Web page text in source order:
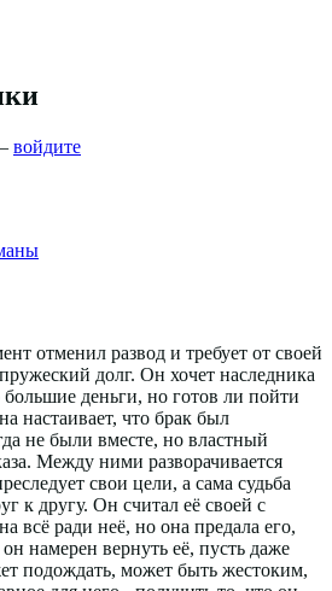
войдите
отменил развод и требует от своей
долг. Он хочет наследника
большие деньги, но готов ли пойти
настаивает, что брак был
не были вместе, но властный
Между ними разворачивается
свои цели, а сама судьба
к другу. Он считал её своей с
всё ради неё, но она предала его,
намерен вернуть её, пусть даже
подождать, может быть жестоким,